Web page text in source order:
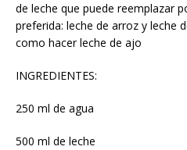
de leche que puede reemplazar
preferida: leche de arroz y leche
como hacer leche de ajo
INGREDIENTES:
250 ml de agua
500 ml de leche